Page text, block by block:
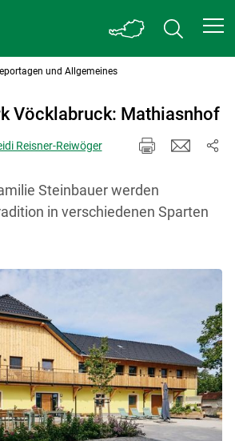
und Allgemeines
Vöcklabruck: Mathiasnhof
Reisner-Reiwöger
Steinbauer werden
in verschiedenen Sparten